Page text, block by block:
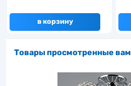
в корзину
Товары просмотренные